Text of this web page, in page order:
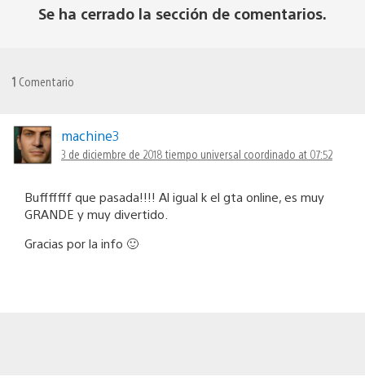
Se ha cerrado la sección de comentarios.
1 Comentario
machine3
3 de diciembre de 2018 tiempo universal coordinado at 07:52
Bufffffff que pasada!!!! Al igual k el gta online, es muy
GRANDE y muy divertido.
Gracias por la info 🙂